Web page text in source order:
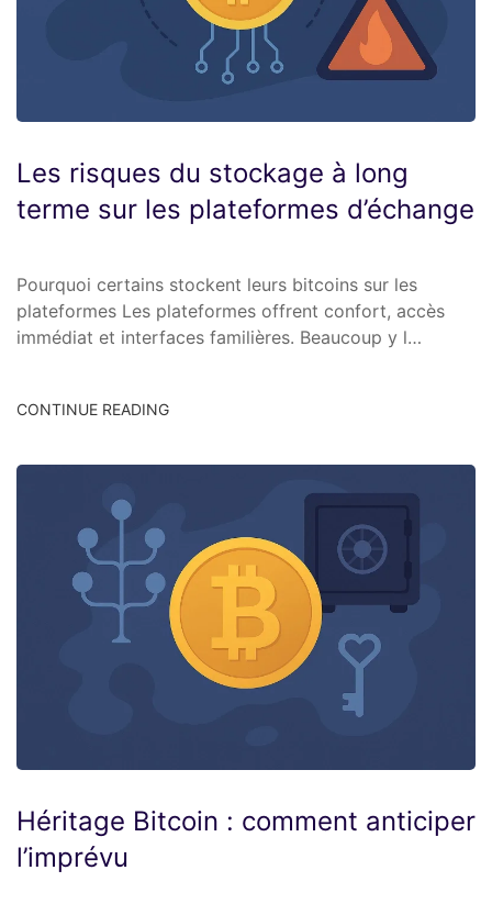
Les risques du stockage à long
terme sur les plateformes d’échange
Pourquoi certains stockent leurs bitcoins sur les
plateformes Les plateformes offrent confort, accès
immédiat et interfaces familières. Beaucoup y l…
CONTINUE READING
Héritage Bitcoin : comment anticiper
l’imprévu